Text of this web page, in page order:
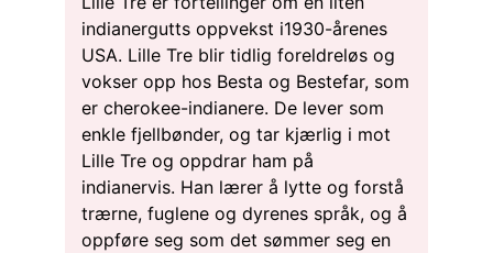
indianergutts oppvekst i1930-årenes
USA. Lille Tre blir tidlig foreldreløs og
vokser opp hos Besta og Bestefar, som
er cherokee-indianere. De lever som
enkle fjellbønder, og tar kjærlig i mot
Lille Tre og oppdrar ham på
indianervis. Han lærer å lytte og forstå
trærne, fuglene og dyrenes språk, og å
oppføre seg som det sømmer seg en